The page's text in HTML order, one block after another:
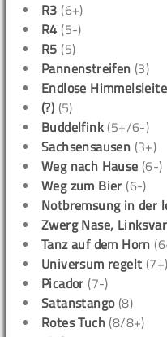
R3 (6+)
R4 (5-)
R5 (5)
Pannenstreifen (3)
Endlose
(?) (5)
Buddelfink (5+/6-)
Sachsensausen (3+)
Weg nach Hause (6-)
Weg zum Bier (6-)
Notbremsung in der
Zwerg Nase,
Tanz auf dem Horn
Universum regelt (7+)
Picador (7-)
Satanstango(8)
Rotes Tuch (8/8+)